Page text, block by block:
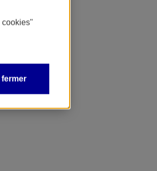
cookies"